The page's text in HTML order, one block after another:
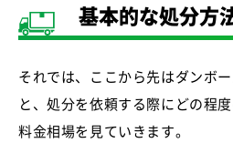
基本的な処分方
それでは、ここから先はダンボ
と、処分を依頼する際にどの程
料金相場を見ていきます。